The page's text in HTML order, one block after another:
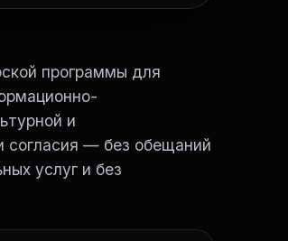
программы для
и
согласия — без обещаний
услуг и без